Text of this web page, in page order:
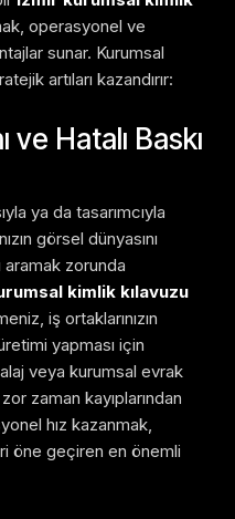
operasyonel ve
sunar. Kurumsal
artıları kazandırır:
ve Hatalı Baskı
ya da tasarımcıyla
görsel dünyasını
aramak zorunda
kimlik kılavuzu
iş ortaklarınızın
yapması için
veya kurumsal evrak
zaman kayıplarından
hız kazanmak,
öne geçiren en önemli